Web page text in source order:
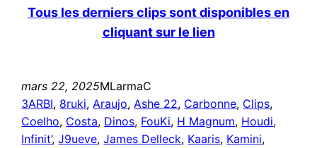
Tous les derniers clips sont disponibles en
cliquant sur le lien
mars 22, 2025MLarmaC
3ARBI, 8ruki, Araujo, Ashe 22, Carbonne, Clips
Coelho, Costa, Dinos, FouKi, H Magnum, Houdi
Infinit’, J9ueve, James Delleck, Kaaris, Kamini